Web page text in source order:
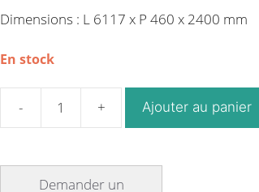
Dimensions : L 6117 x P 460 x 2400 mm
En stock
Ajouter au panier